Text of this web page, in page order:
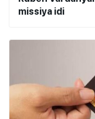
missiya idi